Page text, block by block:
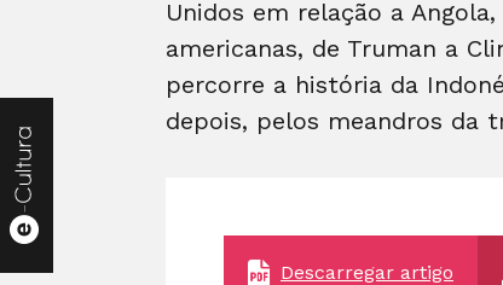
Unidos em relação a
americanas, de Truman a
percorre a história da
depois, pelos meandros da
Descarregar artigo